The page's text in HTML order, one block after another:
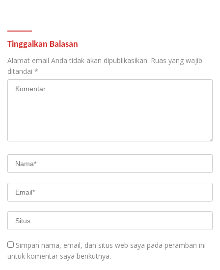
Tinggalkan Balasan
Alamat email Anda tidak akan dipublikasikan. Ruas yang wajib
ditandai *
Simpan nama, email, dan situs web saya pada peramban ini
untuk komentar saya berikutnya.